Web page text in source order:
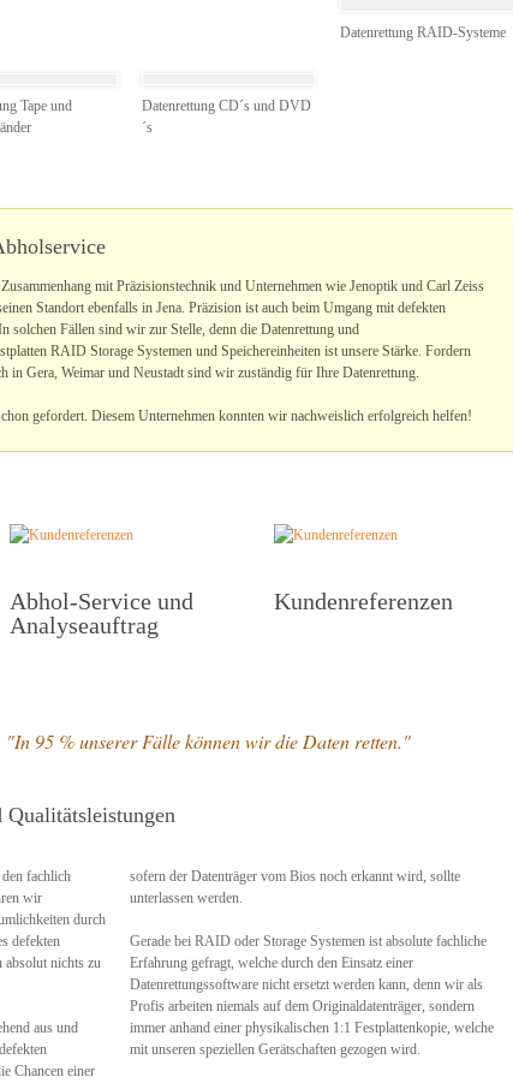
Datenrettung RAID-Systeme
Tape und
Datenrettung CD´s und DVD
´s
mit Präzisionstechnik und Unternehmen wie Jenoptik und Carl Zeiss
Standort ebenfalls in Jena. Präzision ist auch beim Umgang mit defekten
solchen Fällen sind wir zur Stelle, denn die Datenrettung und
RAID Storage Systemen und Speichereinheiten ist unsere Stärke. Fordern
in Gera, Weimar und Neustadt sind wir zuständig für Ihre Datenrettung.
gefordert. Diesem Unternehmen konnten wir nachweislich erfolgreich helfen!
Abhol-Service und
Analyseauftrag
Kundenreferenzen
95 % unserer Fälle können wir die Daten retten."
Qualitätsleistungen
fachlich
wir
durch
defekten
absolut nichts zu
aus und
Chancen einer
sofern der Datenträger vom Bios noch erkannt wird, sollte
unterlassen werden.
Gerade bei RAID oder Storage Systemen ist absolute fachliche
Erfahrung gefragt, welche durch den Einsatz einer
Datenrettungssoftware nicht ersetzt werden kann, denn wir als
Profis arbeiten niemals auf dem Originaldatenträger, sondern
immer anhand einer physikalischen 1:1 Festplattenkopie, welche
mit unseren speziellen Gerätschaften gezogen wird.